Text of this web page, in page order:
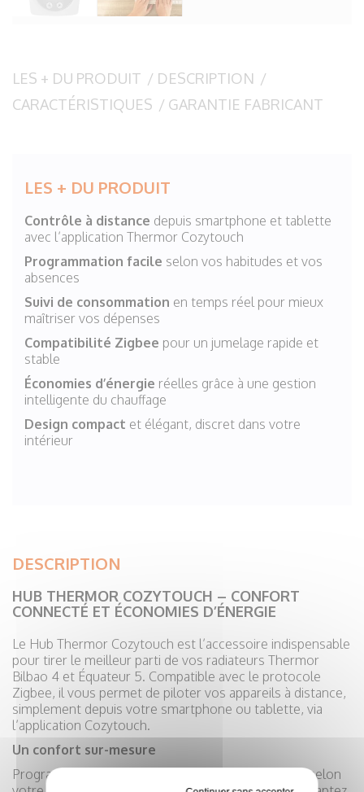
LES + DU PRODUIT / DESCRIPTION /
CARACTÉRISTIQUES / GARANTIE FABRICANT
LES + DU PRODUIT
Contrôle à distance depuis smartphone et tablette
avec l’application Thermor Cozytouch
Programmation facile selon vos habitudes et vos
absences
Suivi de consommation en temps réel pour mieux
maîtriser vos dépenses
Compatibilité Zigbee pour un jumelage rapide et
stable
Économies d’énergie réelles grâce à une gestion
intelligente du chauffage
Design compact et élégant, discret dans votre
intérieur
DESCRIPTION
HUB THERMOR COZYTOUCH – CONFORT
CONNECTÉ ET ÉCONOMIES D’ÉNERGIE
Le Hub Thermor Cozytouch est l’accessoire indispensable
pour tirer le meilleur parti de vos radiateurs Thermor
Bilbao 4 et Équateur 5. Compatible avec le protocole
Zigbee, il vous permet de piloter vos appareils à distance,
simplement depuis votre smartphone ou tablette, via
l’application Cozytouch.
Un confort sur-mesure
Programmez et jumelez facilement vos chauffages selon